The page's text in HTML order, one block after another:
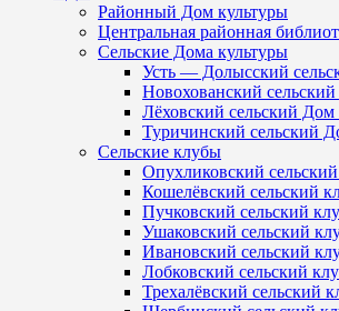
Районный Дом культуры
Центральная районная
Сельские Дома культуры
Усть — Долысский
Новохованский
Лёховский сельский Дом
Туричинский сельский
Сельские клубы
Опухликовский
Кошелёвский сельский
Пучковский сельский
Ушаковский сельский
Ивановский сельский
Лобковский сельский
Трехалёвский сельский